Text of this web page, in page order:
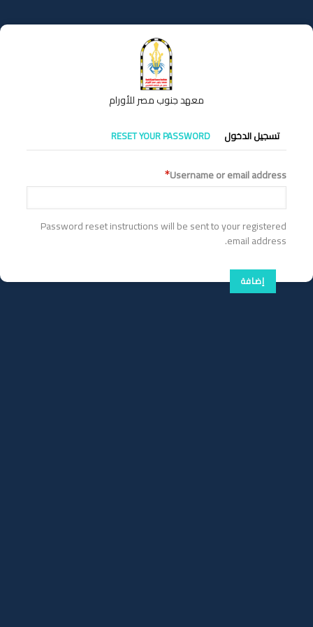
إلى
المحتوى
معهد جنوب مصر للأورام
التبويبات
الأساسية
تسجيل الدخول RESET YOUR PASSWORD
Username or email address
Password reset instructions will be sent to your registered
email address.